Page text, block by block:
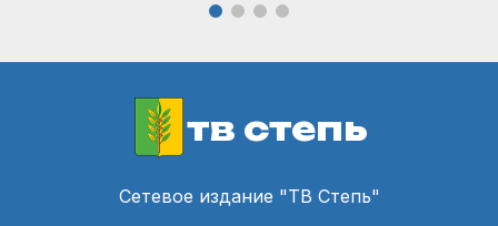
тв степь
Сетевое издание "ТВ Степь"